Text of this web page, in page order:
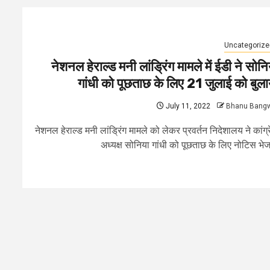
नेशनल हेराल्ड मनी लांड्रिंग मामले में ईडी ने
गांधी को पूछताछ के लिए 21 जुलाई को
July 11, 2022 Bhanu
नेशनल हेराल्‍ड मनी लांड्रिंग मामले को लेकर प्रवर्तन निदेशालय ने
अध्‍यक्ष सोनिया गांधी को पूछताछ के लिए नोटिस